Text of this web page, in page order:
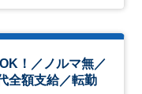
！／ノルマ無／
全額支給／転勤